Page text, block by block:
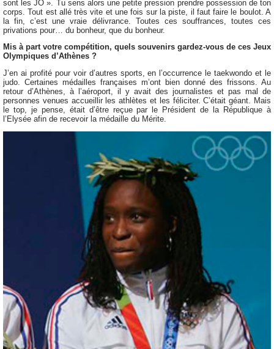
sont les JO ». Tu sens alors une petite pression prendre possession de ton
corps. Tout est allé très vite et une fois sur la piste, il faut faire le boulot. A
la fin, c’est une vraie délivrance. Toutes ces souffrances, toutes ces
privations pour… du bonheur, que du bonheur.
Mis à part votre compétition, quels souvenirs gardez-vous de ces Jeux
Olympiques d’Athènes ?
J’en ai profité pour voir d’autres sports, en l’occurrence le taekwondo et le
judo. Certaines médailles françaises m’ont bien donné des frissons. Au
retour d’Athènes, à l’aéroport, il y avait des journalistes et pas mal de
personnes venues accueillir les athlètes et les féliciter. C’était géant. Mais
le top, je pense, était d’être reçue par le Président de la République à
l’Elysée afin de recevoir la médaille du Mérite.